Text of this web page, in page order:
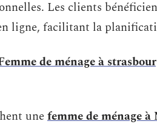
Les clients
ligne, facilitant la
de ménage à
unefemme de ménage